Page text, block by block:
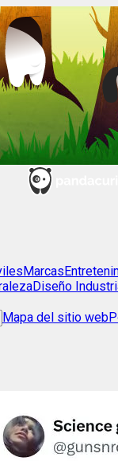
Marcas
Diseño
Mapa del sitio web